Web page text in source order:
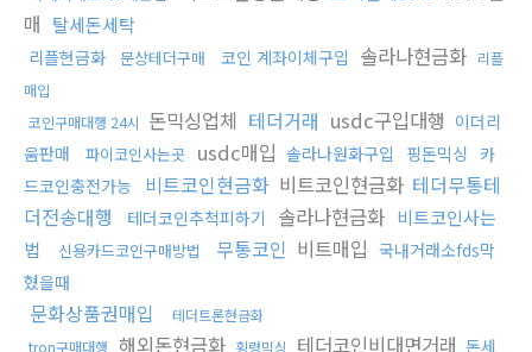
매 탈세돈세탁
리플현금화 문상테더구매 코인 계좌이체구입 솔라나현금화 리플
매입
코인구매대행 24시 돈믹싱업체 테더거래 usdc구입대행 이더리
움판매
파이코인사는곳 usdc매입 솔라나원화구입 핑돈믹싱 카
드코인충전가능
비트코인현금화 비트코인현금화 테더무통테
더전송대행
테더코인추척피하기 솔라나현금화 비트코인사는
법
신용카드코인구매방법 무통코인 비트매입 국내거래소fds막
혔을때
문화상품권매입
테더트론현금화
tron구매대행 해외돈현금화 횡령믹싱 테더코인비대면거래 돈세